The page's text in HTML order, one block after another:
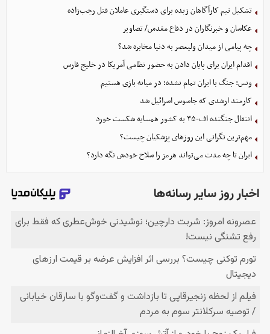
تشکیل تیم کارآگاهان زبده برای دستگیری عاملان قتل رجب‌زاده
عکاسان و خبرنگاران در دفاع مقدس/ تصاویر
چه پیامی از میدان ولیعصر به دنیا مخابره شد؟
اقدام ایران برای پایان دادن به حضور نظامی آمریکا در خلیج فارس
ونس: جنگ با ایران تمام نشده؛ در میانه بازی هستیم
کارمند ارشدی که جاسوس اسرائیل شد
انتقال جنگنده اف-۳۵ به کشور همسایه شکست خورد
مهم‌ترین نگرانی‌ این روزهای پزشکیان چیست؟
ایران تا چه مدت می‌تواند هرمز را سلاح خودش نگه دارد؟